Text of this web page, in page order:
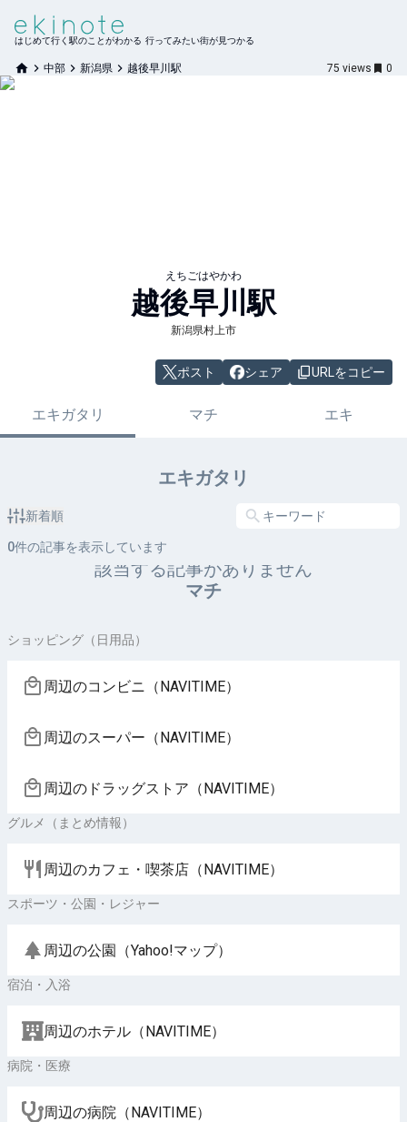
はじめて行く駅のことがわかる 行ってみたい街が見つかる
中部 新潟県 越後早川駅 75 views 0
えちごはやかわ
越後早川駅
新潟県村上市
ポスト シェア URLをコピー
エキガタリ マチ エキ
エキガタリ
新着順
0件の記事を表示しています
該当する記事がありません
マチ
ショッピング（日用品）
周辺のコンビニ（NAVITIME）
周辺のスーパー（NAVITIME）
周辺のドラッグストア（NAVITIME）
グルメ（まとめ情報）
周辺のカフェ・喫茶店（NAVITIME）
スポーツ・公園・レジャー
周辺の公園（Yahoo!マップ）
宿泊・入浴
周辺のホテル（NAVITIME）
病院・医療
周辺の病院（NAVITIME）